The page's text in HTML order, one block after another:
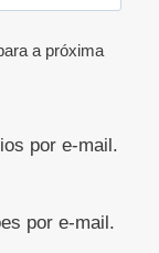
a próxima
por e-mail.
por e-mail.